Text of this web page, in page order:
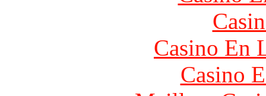
Casino En
Casino